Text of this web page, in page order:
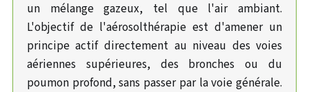
un mélange gazeux, tel que l'air ambiant.
L'objectif de l'aérosolthérapie est d'amener un
principe actif directement au niveau des voies
aériennes supérieures, des bronches ou du
poumon profond, sans passer par la voie générale.